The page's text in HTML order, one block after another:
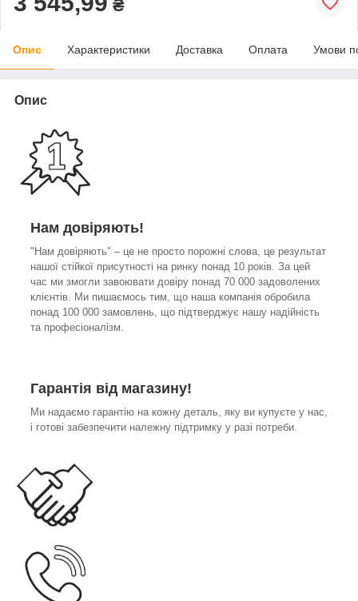
₴
Опис Характеристики Доставка Оплата Умови
Опис
Нам довіряють!
"Нам довіряють" – це не просто порожні слова, це результат
нашої стійкої присутності на ринку понад 10 років. За цей
час ми змогли завоювати довіру понад 70 000 задоволених
клієнтів. Ми пишаємось тим, що наша компанія обробила
понад 100 000 замовлень, що підтверджує нашу надійність
та професіоналізм.
Гарантія від магазину!
Ми надаємо гарантію на кожну деталь, яку ви купуєте у нас,
і готові забезпечити належну підтримку у разі потреби.